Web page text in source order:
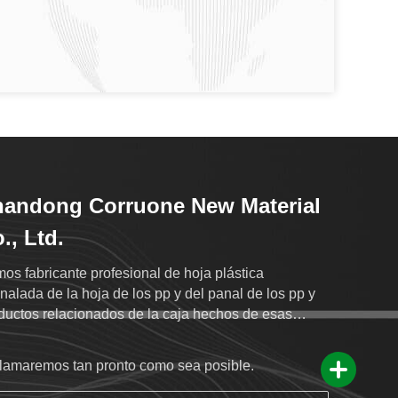
Corruone New Material
Ltd.
fabricante profesional de hoja plástica
de la hoja de los pp y del panal de los pp y
relacionados de la caja hechos de esas
tan pronto como sea posible.